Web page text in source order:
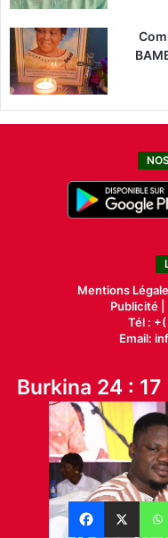
Mentions
Publicité|
Tél :
Email:
Burkina 24 :